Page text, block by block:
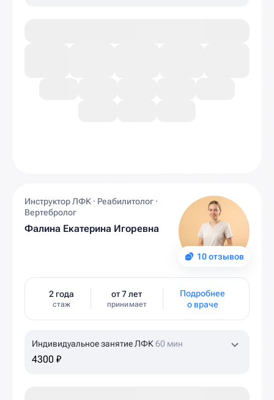
10 отзывов
Инструктор ЛФК · Реабилитолог ·
Вертебролог
Фалина Екатерина Игоревна
2 года
стаж
от 7 лет
принимает
Подробнее
о враче
Индивидуальное занятие ЛФК60 мин
4300 ₽